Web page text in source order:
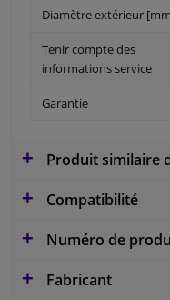
Diamètre extérieur
Tenir compte des
informations service
Garantie
Produit similaire
Compatibilité
Numéro de
Fabricant